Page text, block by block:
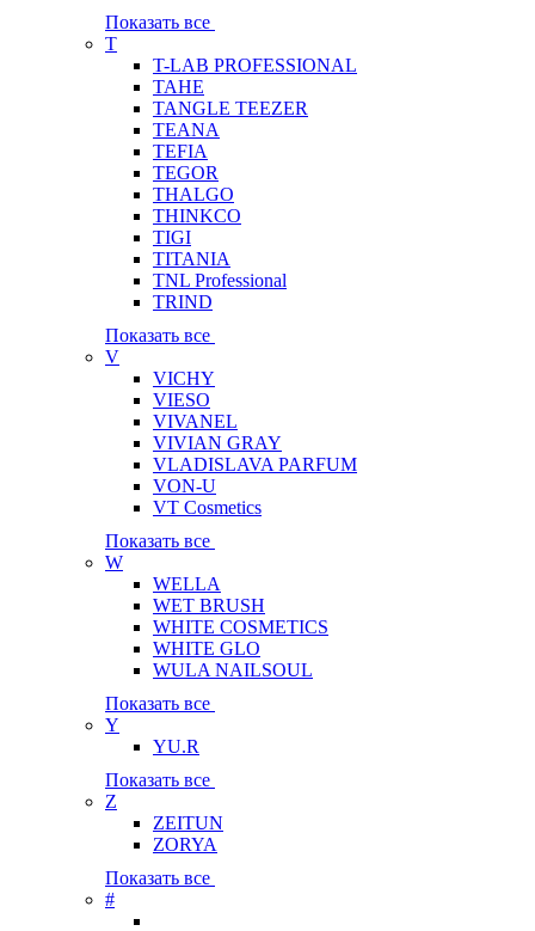
Показать все
T
T-LAB PROFESSIONAL
TAHE
TANGLE TEEZER
TEANA
TEFIA
TEGOR
THALGO
THINKCO
TIGI
TITANIA
TNL Professional
TRIND
Показать все
V
VICHY
VIESO
VIVANEL
VIVIAN GRAY
VLADISLAVA PARFUM
VON-U
VT Cosmetics
Показать все
W
WELLA
WET BRUSH
WHITE COSMETICS
WHITE GLO
WULA NAILSOUL
Показать все
Y
YU.R
Показать все
Z
ZEITUN
ZORYA
Показать все
#